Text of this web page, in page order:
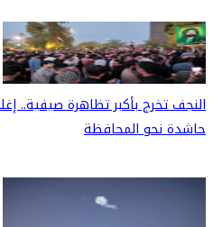
النجف تخرج بأكبر تظاهرة صيفية..
حاشدة نحو المحافظة